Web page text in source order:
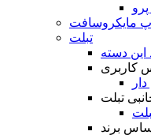
مایکروسافت
تبلت
این دسته
کاربری
تبلت
برند